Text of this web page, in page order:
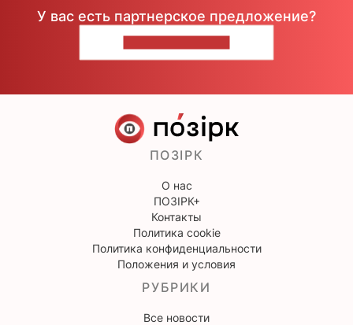
У вас есть партнерское предложение?
ПОЗІРК
О нас
ПОЗІРК+
Контакты
Политика cookie
Политика конфиденциальности
Положения и условия
РУБРИКИ
Все новости